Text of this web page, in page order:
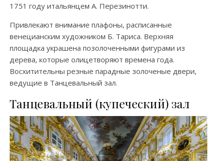
1751 году итальянцем А. Перезинотти.
Привлекают внимание плафоны, расписанные
венецианским художником Б. Тариса. Верхняя
площадка украшена позолоченными фигурами из
дерева, которые олицетворяют времена года.
Восхитительны резные парадные золоченые двери,
ведущие в Танцевальный зал.
Танцевальный (купеческий) зал